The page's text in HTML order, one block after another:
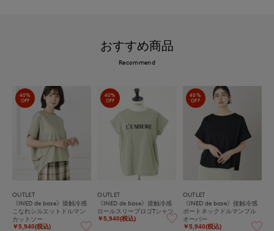
おすすめ商品
Recommend
40%
OFF
OUTLET
《INED de base》接触冷感
こなれシルエットドルマン
カットソー
￥5,940(税込)
40%
OFF
OUTLET
《INED de base》接触冷感
ロールスリーブロゴTシャツ
￥5,940(税込)
40%
OFF
OUTLET
《INED de base》接触冷感
ボートネックドルマンプル
オーバー
￥5,940(税込)